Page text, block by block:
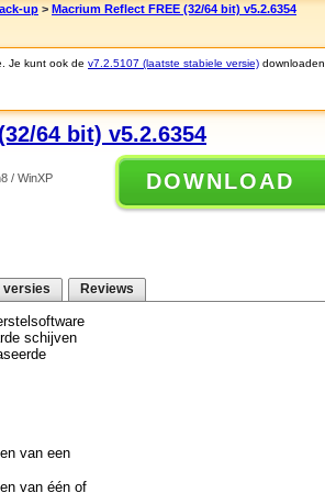
up > Macrium Reflect FREE (32/64 bit) v5.2.6354
Je kunt ook de v7.2.5107 (laatste stabiele versie) downloaden.
64 bit) v5.2.6354
/ WinXP
DOWNLOAD
versies Reviews
schijven
van een
van één of